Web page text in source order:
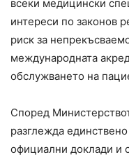
всеки медицински
интереси по законов
риск за
международната
обслужването на
Според
разглежда
официални доклади и